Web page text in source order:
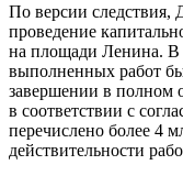
По версии следствия,
проведение
на площади Ленина. В
выполненных работ
завершении в полном
в соответствии с
перечислено более 4
действительности